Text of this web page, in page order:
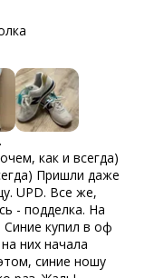
как и всегда)
Пришли даже
UPD. Все же,
- подделка. На
купил в оф
них начала
синие ношу